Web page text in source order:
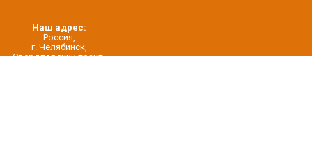
Наш адрес:
Россия,
г. Челябинск,
Свердловский тракт,